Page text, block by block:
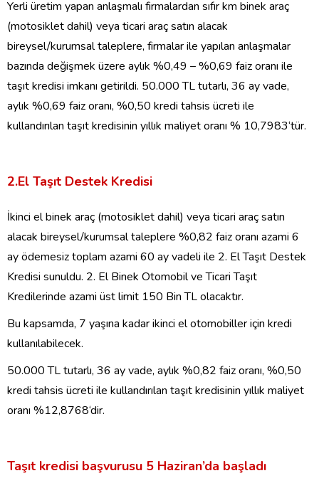
Yerli üretim yapan anlaşmalı firmalardan sıfır km binek araç
(motosikletdahil) veya ticari araç satın alacak
bireysel/kurumsaltaleplere, firmalar ile yapılan anlaşmalar
bazında değişmek üzere aylık %0,49 –%0,69 faiz oranı ile
taşıt kredisi imkanı getirildi. 50.000 TL tutarlı, 36 ay vade,
aylık %0,69 faiz oranı, %0,50 kredi tahsis ücreti ile
kullandırılan taşıt kredisinin yıllık maliyet oranı % 10,7983‘tür.
2.El Taşıt Destek Kredisi
İkinci el binek araç (motosiklet dahil) veya ticari araç satın
alacak bireysel/kurumsaltaleplere %0,82 faiz oranı azami 6
ay ödemesiz toplam azami 60 ay vadeli ile 2. El Taşıt Destek
Kredisi sunuldu. 2. El Binek Otomobil ve Ticari Taşıt
Kredilerinde azami üst limit 150 Bin TL olacaktır.
Bu kapsamda, 7 yaşına kadar ikinci el otomobiller için kredi
kullanılabilecek.
50.000 TL tutarlı, 36 ay vade, aylık %0,82 faiz oranı, %0,50
kredi tahsis ücreti ile kullandırılan taşıt kredisinin yıllık maliyet
oranı %12,8768‘dir.
Taşıt kredisi başvurusu 5 Haziran’da başladı